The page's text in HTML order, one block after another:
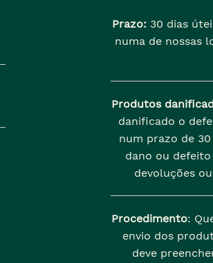
Prazo: 30 dias
numa de nossas
Produtos
danificado o
num prazo de
dano ou
devoluções
Procedimento:
envio dos
deve